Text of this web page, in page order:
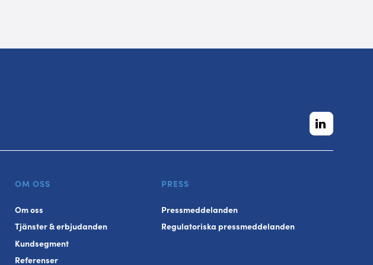
OM OSS
Om oss
Tjänster & erbjudanden
Kundsegment
Referenser
PRESS
Pressmeddelanden
Regulatoriska pressmeddelanden